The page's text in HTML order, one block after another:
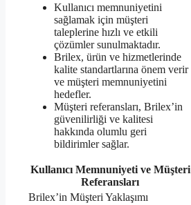
Kullanıcı memnuniyetini
sağlamak için müşteri
taleplerine hızlı ve etkili
çözümler sunulmaktadır.
Brilex, ürün ve hizmetlerinde
kalite standartlarına önem verir
ve müşteri memnuniyetini
hedefler.
Müşteri referansları, Brilex’in
güvenilirliği ve kalitesi
hakkında olumlu geri
bildirimler sağlar.
Kullanıcı Memnuniyeti ve Müşteri
Referansları
Brilex’in Müşteri Yaklaşımı